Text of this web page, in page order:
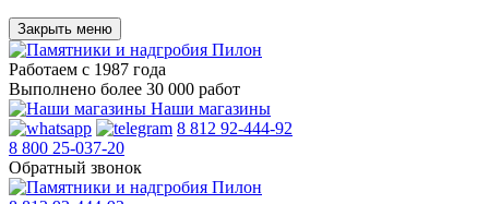
Закрыть меню
Работаем с 1987 года
Выполнено более 30 000 работ
Наши магазины
8 812 92-444-92
8 800 25-037-20
Обратный звонок